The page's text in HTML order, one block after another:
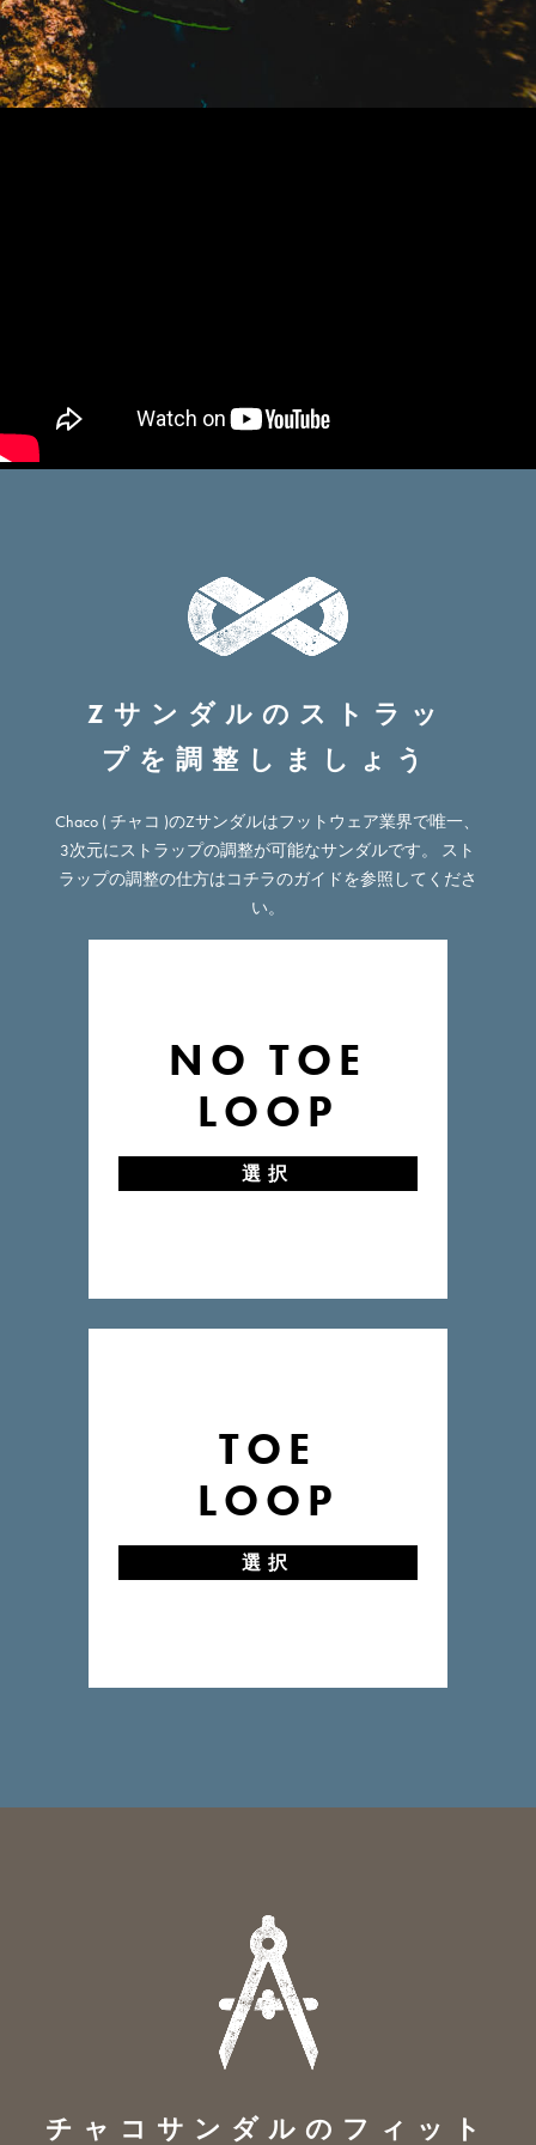
Zサンダルのストラッ
プを調整しましょう
Chaco ( チャコ )のZサンダルはフットウェア業界で唯一、
3次元にストラップの調整が可能なサンダルです。 スト
ラップの調整の仕方はコチラのガイドを参照してくださ
い。
NO TOE
LOOP
選択
TOE
LOOP
選択
チャコサンダルのフィット